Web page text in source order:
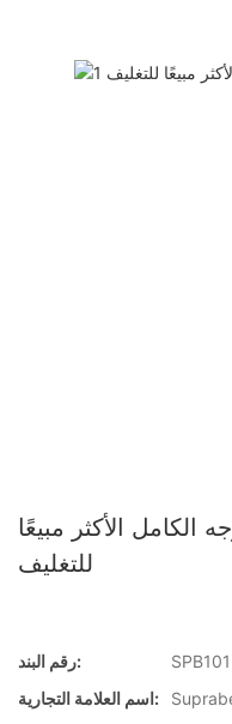
الأكثر مبيعًا
للتغليف
رقم البند:
اسم العلامة التجارية: